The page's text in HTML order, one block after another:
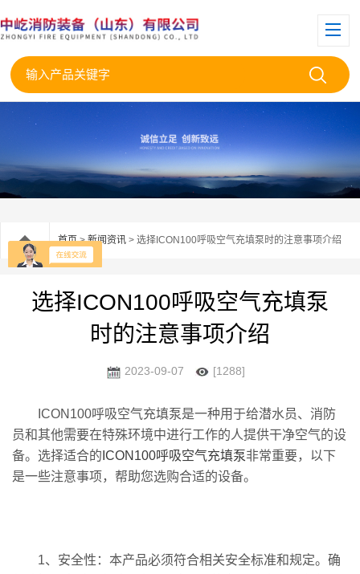
首页>新闻资讯 > 选择ICON100呼吸空气充填泵时的注意事项介绍
选择ICON100呼吸空气充填泵
时的注意事项介绍
2023-09-07 [1288]
ICON100呼吸空气充填泵是一种用于给潜水员、消防
员和其他需要在特殊环境中进行工作的人提供干净空气的设
备。选择适合的 ICON100呼吸空气充填泵非常重要，以下
是一些注意事项，帮助您选购合适的设备。
1、安全性：本产品必须符合相关安全标准和规定。确